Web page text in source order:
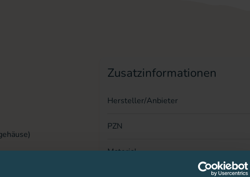
Zusatzinformationen
Hersteller/Anbieter
PZN
Material